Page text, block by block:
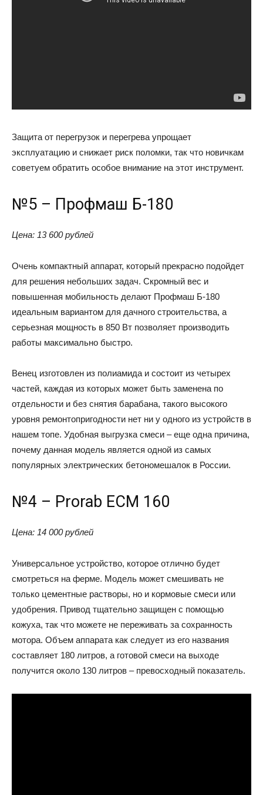
Защита от перегрузок и перегрева упрощает
эксплуатацию и снижает риск поломки, так что новичкам
советуем обратить особое внимание на этот инструмент.
№5 – Профмаш Б-180
Цена: 13 600 рублей
Очень компактный аппарат, который прекрасно подойдет
для решения небольших задач. Скромный вес и
повышенная мобильность делают Профмаш Б-180
идеальным вариантом для дачного строительства, а
серьезная мощность в 850 Вт позволяет производить
работы максимально быстро.
Венец изготовлен из полиамида и состоит из четырех
частей, каждая из которых может быть заменена по
отдельности и без снятия барабана, такого высокого
уровня ремонтопригодности нет ни у одного из устройств в
нашем топе. Удобная выгрузка смеси – еще одна причина,
почему данная модель является одной из самых
популярных электрических бетономешалок в России.
№4 – Prorab ECM 160
Цена: 14 000 рублей
Универсальное устройство, которое отлично будет
смотреться на ферме. Модель может смешивать не
только цементные растворы, но и кормовые смеси или
удобрения. Привод тщательно защищен с помощью
кожуха, так что можете не переживать за сохранность
мотора. Объем аппарата как следует из его названия
составляет 180 литров, а готовой смеси на выходе
получится около 130 литров – превосходный показатель.